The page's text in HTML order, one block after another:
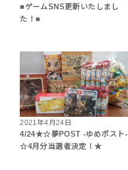
■ゲームSNS更新いたしまし
た！■
2021年4月24日
4/24★☆夢POST -ゆめポスト-
☆4月分当選者決定！★